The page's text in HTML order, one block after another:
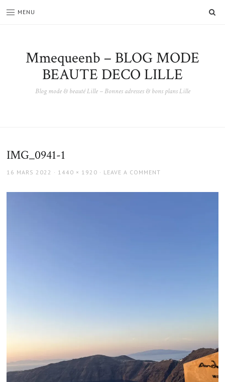
MENU
Mmequeenb – BLOG MODE
BEAUTE DECO LILLE
Blog mode & beauté Lille – Bonnes adresses & bons plans Lille
IMG_0941-1
POSTED
16 MARS 2022
FULL
1440 × 1920 LEAVE A COMMENT